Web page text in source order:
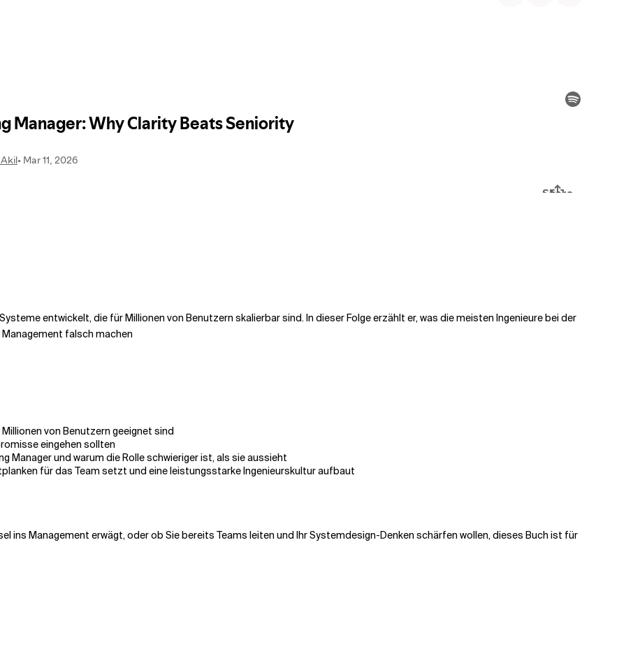
entwickelt, die für Millionen von Benutzern skalierbar sind. In dieser Folge erzählt er, was die meisten Ingenieure bei der
falsch machen
von Benutzern geeignet sind
eingehen sollten
Manager und warum die Rolle schwieriger ist, als sie aussieht
für das Team setzt und eine leistungsstarke Ingenieurskultur aufbaut
ins Management erwägt, oder ob Sie bereits Teams leiten und Ihr Systemdesign-Denken schärfen wollen, dieses Buch ist für